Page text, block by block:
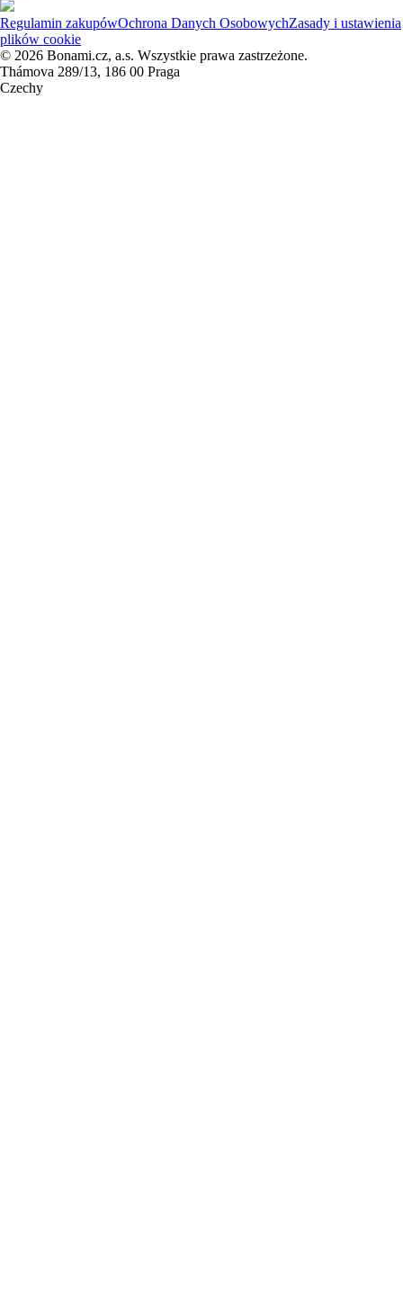
Regulamin zakupówOchrona Danych OsobowychZasady i ustawienia
plików cookie
© 2026 Bonami.cz, a.s. Wszystkie prawa zastrzeżone.
Thámova 289/13, 186 00 Praga
Czechy